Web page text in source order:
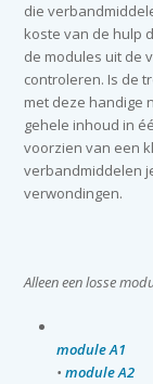
die
koste van de hulp
de modules uit de
controleren. Is de
met deze handige
gehele inhoud in
voorzien van een
verbandmiddelen
verwondingen.
Alleen een losse
module A1
•module A2